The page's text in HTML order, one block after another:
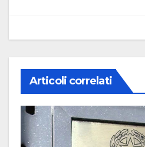
Articoli correlati